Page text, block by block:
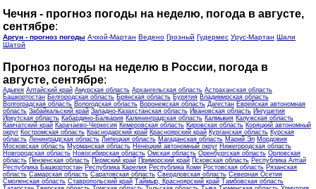
Чечня - прогноз погоды на неделю, погода в августе,
сентябре:
Аргун - прогноз погоды Ачхой-Мартан Ведено Грозный Гудермес Урус-Мартан Шали
Шатой
Прогноз погоды на неделю в России, погода в
августе, сентябре:
Адыгея Алтайский край Амурская область Архангельская область Астраханская область
Башкортостан Белгородская область Брянская область Бурятия Владимирская область
Волгоградская область Вологодская область Воронежская область Дагестан Еврейская автономная
область Забайкальский край Западно-Казахстанская область Ивановская область Ингушетия
Иркутская область Кабардино-Балкария Калининградская область Калмыкия Калужская область
Камчатский край Карачаево-Черкесия Кемеровская область Кировская область Коряцкий автономный
округ Костромская область Краснодарский край Красноярский край Курганская область Курская
область Ленинградская область Липецкая область Магаданская область Марий Эл Мордовия
Московская область Мурманская область Ненецкий автономный округ Нижегородская область
Новгородская область Новосибирская область Омская область Оренбургская область Орловская
область Пензенская область Пермский край Приморский край Псковская область Республика Алтай
Республика Башкортостан Республика Карелия Республика Коми Ростовская область Рязанская
область Самарская область Саратовская область Свердловская область Северная Осетия
Смоленская область Ставропольский край Таймыр, Красноярский край Тамбовская область